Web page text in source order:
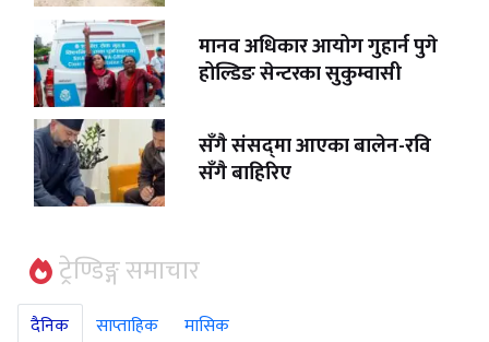
मानव अधिकार आयोग गुहार्न पुगे
होल्डिङ सेन्टरका सुकुम्वासी
सँगै संसद्‌मा आएका बालेन-रवि
सँगै बाहिरिए
ट्रेण्डिङ्ग समाचार
दैनिक साप्ताहिक मासिक